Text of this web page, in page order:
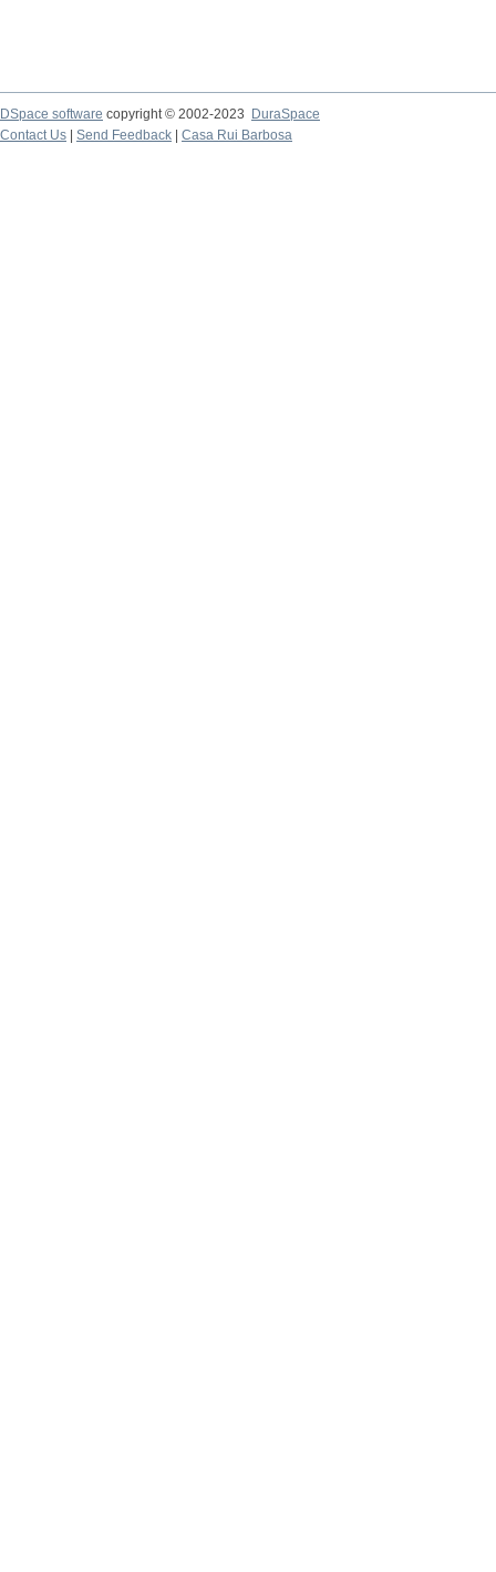
DSpace software copyright © 2002-2023
DuraSpace
Contact Us
Send Feedback Casa Rui Barbosa